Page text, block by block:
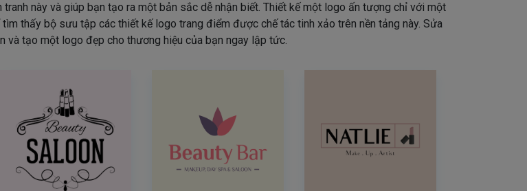
này và giúp bạn tạo ra một bản sắc dễ nhận biết. Thiết kế một logo ấn tượng chỉ với một
thấy bộ sưu tập các thiết kế logo trang điểm được chế tác tinh xảo trên nền tảng này. Sửa
và tạo một logo đẹp cho thương hiệu của bạn ngay lập tức.